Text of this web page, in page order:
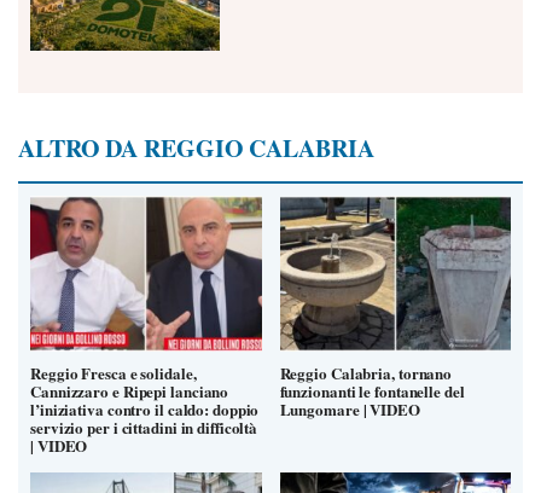
ALTRO DA REGGIO CALABRIA
Reggio Fresca e solidale,
Cannizzaro e Ripepi lanciano
l’iniziativa contro il caldo: doppio
servizio per i cittadini in difficoltà
| VIDEO
Reggio Calabria, tornano
funzionanti le fontanelle del
Lungomare | VIDEO